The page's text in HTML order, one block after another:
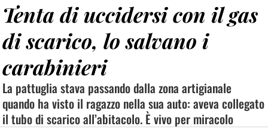
Tenta di uccidersi con il gas
di scarico, lo salvano i
carabinieri
La pattuglia stava passando dalla zona artigianale
quando ha visto il ragazzo nella sua auto: aveva collegato
il tubo di scarico all’abitacolo. È vivo per miracolo